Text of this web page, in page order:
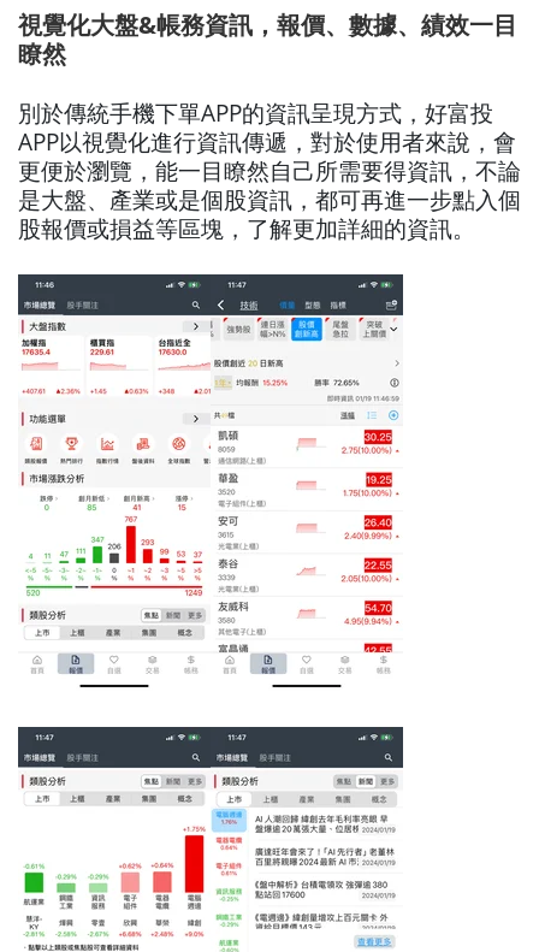
視覺化大盤&帳務資訊，報價、數據、績效一目
瞭然
別於傳統手機下單APP的資訊呈現方式，好富投
APP以視覺化進行資訊傳遞，對於使用者來說，會
更便於瀏覽，能一目瞭然自己所需要得資訊，不論
是大盤、產業或是個股資訊，都可再進一步點入個
股報價或損益等區塊，了解更加詳細的資訊。